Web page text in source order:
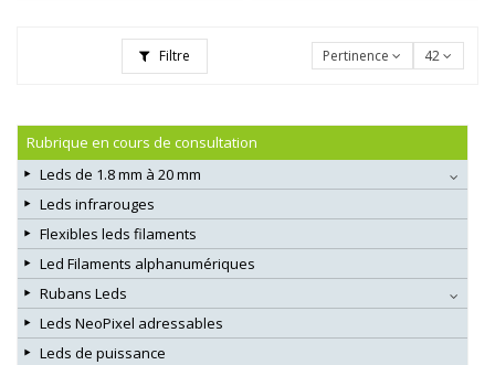
Filtre Pertinence 42
Rubrique en cours de consultation
Leds de 1.8 mm à 20 mm
Leds infrarouges
Flexibles leds filaments
Led Filaments alphanumériques
Rubans Leds
Leds NeoPixel adressables
Leds de puissance